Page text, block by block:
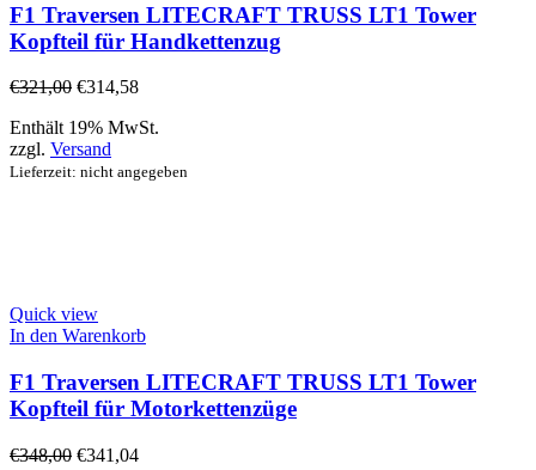
F1 Traversen LITECRAFT TRUSS LT1 Tower
Kopfteil für Handkettenzug
€321,00 €314,58
Enthält 19% MwSt.
zzgl. Versand
Lieferzeit: nicht angegeben
Quick view
In den Warenkorb
F1 Traversen LITECRAFT TRUSS LT1 Tower
Kopfteil für Motorkettenzüge
€348,00 €341,04